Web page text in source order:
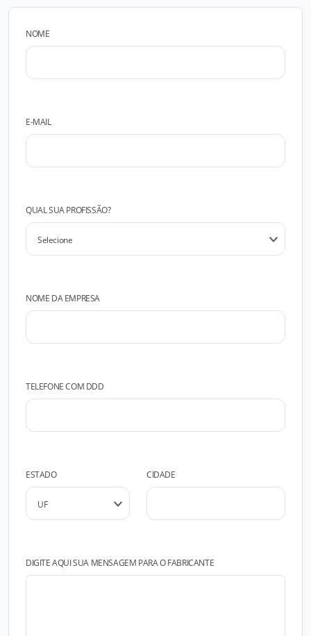
NOME
E-MAIL
QUAL SUA PROFISSÃO?
NOME DA EMPRESA
TELEFONE COM DDD
ESTADO CIDADE
DIGITE AQUI SUA MENSAGEM PARA O FABRICANTE